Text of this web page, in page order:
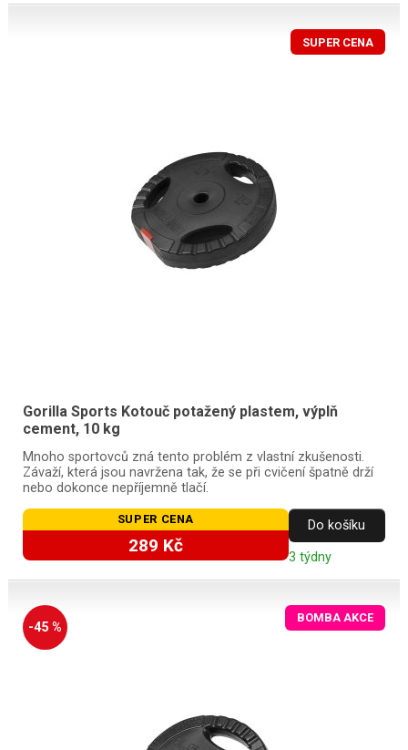
SUPER CENA
Gorilla Sports Kotouč potažený plastem, výplň
cement, 10 kg
Mnoho sportovců zná tento problém z vlastní zkušenosti.
Závaží, která jsou navržena tak, že se při cvičení špatně drží
nebo dokonce nepříjemně tlačí.
SUPER CENA
289 Kč
Do košíku
3 týdny
-45 %
BOMBA AKCE